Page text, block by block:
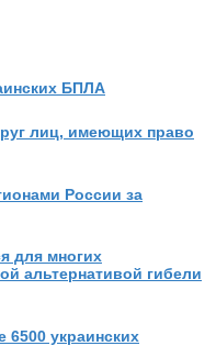
БПЛА
лиц, имеющих право
России за
для многих
альтернативой гибели
украинских